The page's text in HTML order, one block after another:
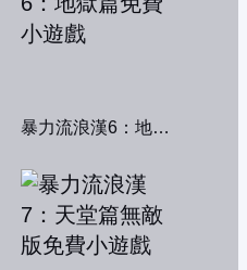
暴力流浪漢6：地獄篇